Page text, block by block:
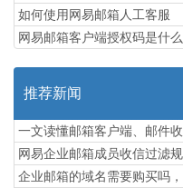
如何使用网易邮箱人工客服
网易邮箱客户端授权码是什
推荐新闻
一文读懂邮箱客户端、邮件
网易企业邮箱成员收信过滤
企业邮箱的域名需要购买吗